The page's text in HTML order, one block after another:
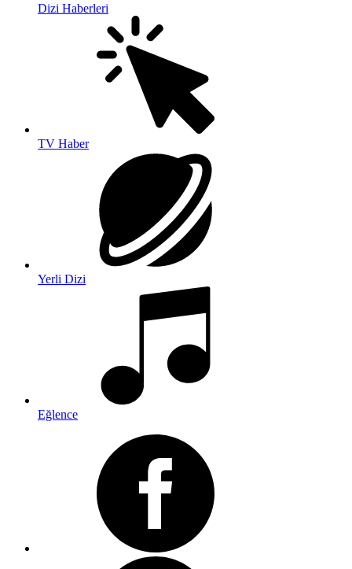
Dizi Haberleri
TV Haber
Yerli Dizi
Eğlence